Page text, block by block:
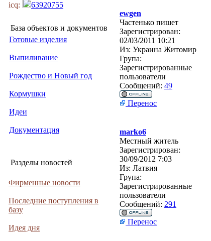
icq: 63920755
База объектов и документов
Готовые изделия
Выпиливание
Рождество и Новый год
Кормушки
Идеи
Документация
Разделы новостей
Фирменные новости
Последние поступления в
базу
Идея дня
ewgen
Частенько пишет
Зарегистрирован:
02/03/2011 10:21
Из: Украина Житомир
Група:
Зарегистрированные
пользователи
Сообщений: 49
Перенос
marko6
Местный житель
Зарегистрирован:
30/09/2012 7:03
Из: Латвия
Група:
Зарегистрированные
пользователи
Сообщений: 291
Перенос